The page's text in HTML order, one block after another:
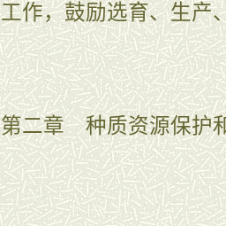
工作，鼓励选育、生产
第二章 种质资源保护